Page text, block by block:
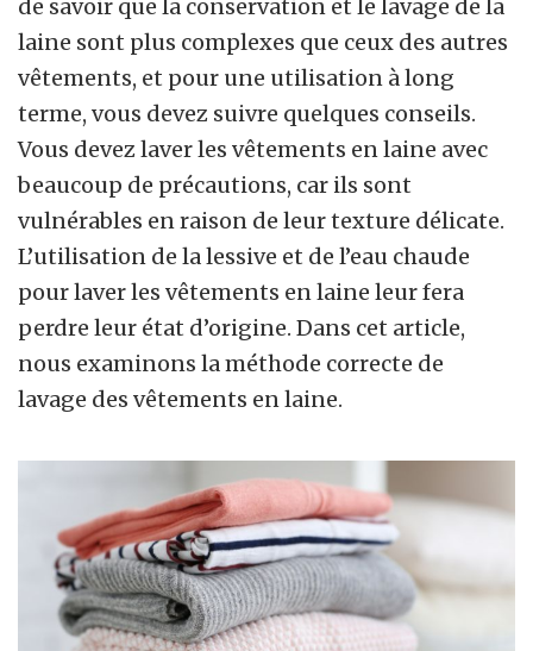
de savoir que la conservation et le lavage de la
laine sont plus complexes que ceux des autres
vêtements, et pour une utilisation à long
terme, vous devez suivre quelques conseils.
Vous devez laver les vêtements en laine avec
beaucoup de précautions, car ils sont
vulnérables en raison de leur texture délicate.
L’utilisation de la lessive et de l’eau chaude
pour laver les vêtements en laine leur fera
perdre leur état d’origine. Dans cet article,
nous examinons la méthode correcte de
lavage des vêtements en laine.